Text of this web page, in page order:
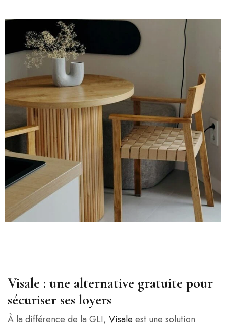
Visale : une alternative gratuite pour
sécuriser ses loyers
À la différence de la GLI, Visale est une solution